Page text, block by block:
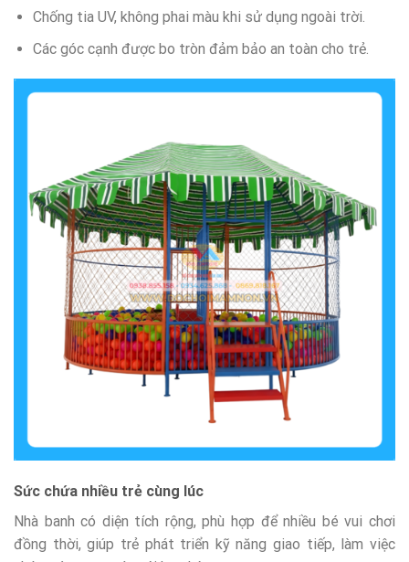
Chống tia UV, không phai màu khi sử dụng ngoài trời.
Các góc cạnh được bo tròn đảm bảo an toàn cho trẻ.
Sức chứa nhiều trẻ cùng lúc
Nhà banh có diện tích rộng, phù hợp để nhiều bé vui chơi
đồng thời, giúp trẻ phát triển kỹ năng giao tiếp, làm việc